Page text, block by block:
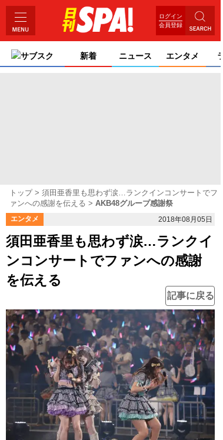
ログイン
会員登録
サブスク 新着 ニュース エンタメ
トップ
須田亜香里も思わず涙…ランクインコンサートでフ
ァンへの感謝を伝える
AKB48グループ感謝祭
エンタメ 2018年08月05日
須田亜香里も思わず涙…ランクイ
ンコンサートでファンへの感謝
を伝える
記事に戻る